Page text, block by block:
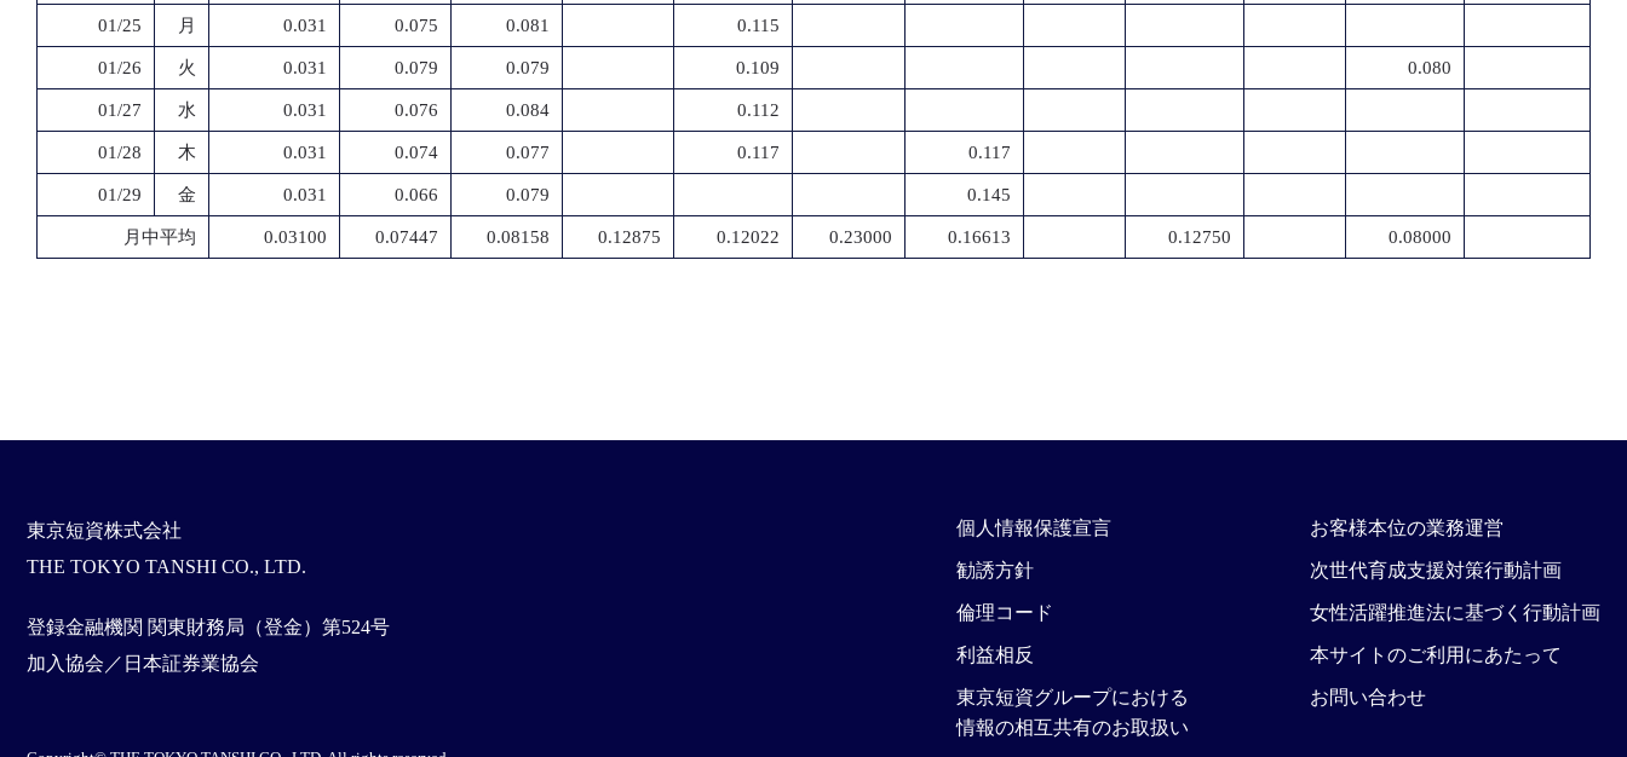
01/25 月 0.031 0.075 0.081 0.115
01/26 火 0.031 0.079 0.079 0.109 0.080
01/27 水 0.031 0.076 0.084 0.112
01/28 木 0.031 0.074 0.077 0.117 0.117
01/29 金 0.031 0.066 0.079 0.145
月中平均 0.03100 0.07447 0.08158 0.12875 0.12022 0.23000 0.16613 0.12750 0.08000
東京短資株式会社
THE TOKYO TANSHI CO., LTD.
登録金融機関 関東財務局（登金）第524号
加入協会／日本証券業協会
個人情報保護宣言
勧誘方針
倫理コード
利益相反
東京短資グループにおける
情報の相互共有のお取扱い
お客様本位の業務運営
次世代育成支援対策行動計画
女性活躍推進法に基づく行動計画
本サイトのご利用にあたって
お問い合わせ